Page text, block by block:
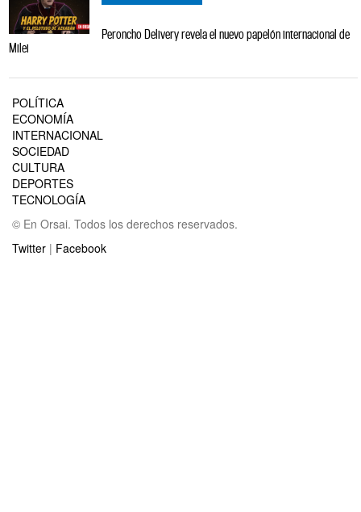
Peroncho Delivery revela el nuevo papelón internacional de
Milei
POLÍTICA
ECONOMÍA
INTERNACIONAL
SOCIEDAD
CULTURA
DEPORTES
TECNOLOGÍA
© En Orsai. Todos los derechos reservados.
Twitter | Facebook